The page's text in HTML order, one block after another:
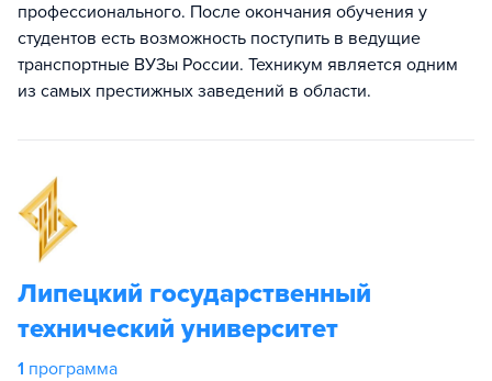
профессионального. После окончания обучения у
студентов есть возможность поступить в ведущие
транспортные ВУЗы России. Техникум является одним
из самых престижных заведений в области.
Липецкий государственный
технический университет
1 программа